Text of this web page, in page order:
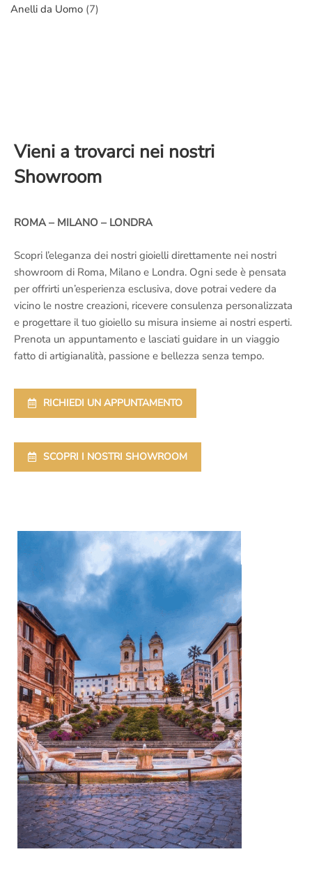
Anelli da Uomo (7)
Vieni a trovarci nei nostri
Showroom
ROMA – MILANO – LONDRA
Scopri l’eleganza dei nostri gioielli direttamente nei nostri
showroom di Roma, Milano e Londra. Ogni sede è pensata
per offrirti un’esperienza esclusiva, dove potrai vedere da
vicino le nostre creazioni, ricevere consulenza personalizzata
e progettare il tuo gioiello su misura insieme ai nostri esperti.
Prenota un appuntamento e lasciati guidare in un viaggio
fatto di artigianalità, passione e bellezza senza tempo.
RICHIEDI UN APPUNTAMENTO
SCOPRI I NOSTRI SHOWROOM